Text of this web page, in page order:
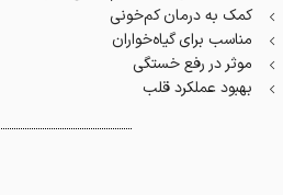
کمک به درمان کم‌خونی
مناسب برای گیاه‌خواران
موثر در رفع خستگی
بهبود عملکرد قلب